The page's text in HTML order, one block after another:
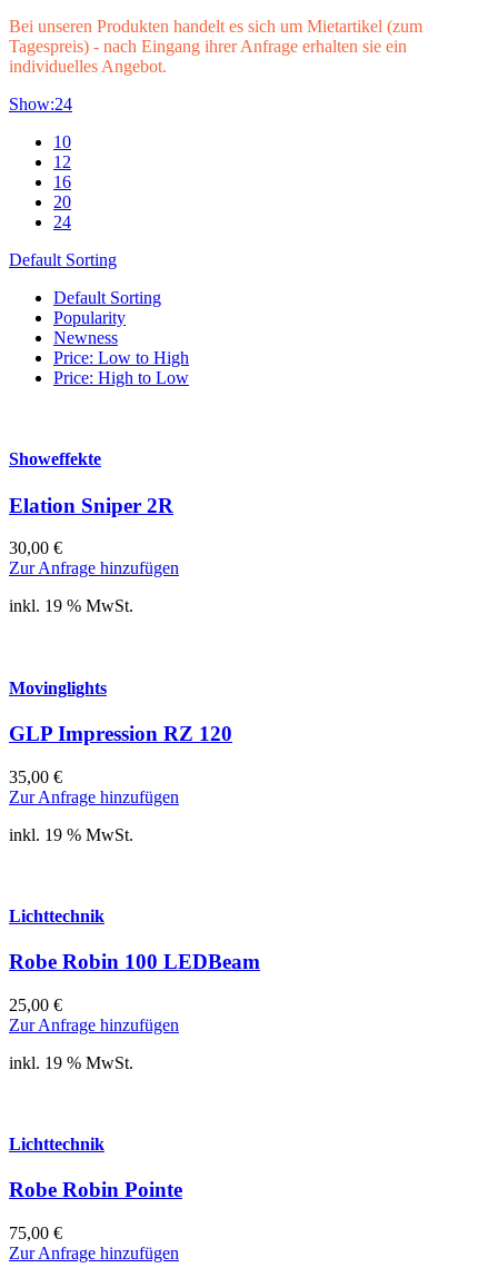
Bei unseren Produkten handelt es sich um Mietartikel (zum
Tagespreis) - nach Eingang ihrer Anfrage erhalten sie ein
individuelles Angebot.
Show:24
10
12
16
20
24
Default Sorting
Default Sorting
Popularity
Newness
Price: Low to High
Price: High to Low
Showeffekte
Elation Sniper 2R
30,00 €
Zur Anfrage hinzufügen
inkl. 19 % MwSt.
Movinglights
GLP Impression RZ 120
35,00 €
Zur Anfrage hinzufügen
inkl. 19 % MwSt.
Lichttechnik
Robe Robin 100 LEDBeam
25,00 €
Zur Anfrage hinzufügen
inkl. 19 % MwSt.
Lichttechnik
Robe Robin Pointe
75,00 €
Zur Anfrage hinzufügen